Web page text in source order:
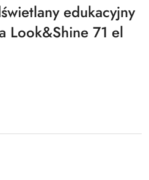
edukacyjny
Look&Shine 71 el